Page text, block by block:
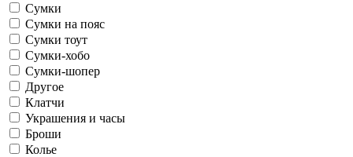
Сумки
Сумки на пояс
Сумки тоут
Сумки-хобо
Сумки-шопер
Другое
Клатчи
Украшения и часы
Броши
Колье